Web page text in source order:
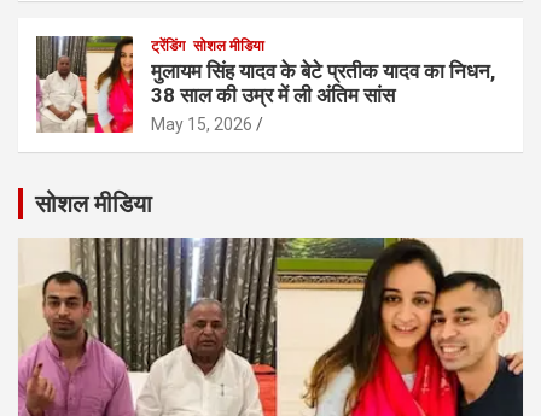
ट्रेंडिंग सोशल मीडिया
मुलायम सिंह यादव के बेटे प्रतीक यादव का निधन,
38 साल की उम्र में ली अंतिम सांस
May 15, 2026
सोशल मीडिया